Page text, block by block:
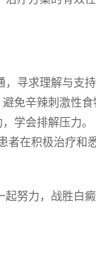
寻求理解与支
免辛辣刺激性
学会排解压力。
者在积极治疗和
努力，战胜白